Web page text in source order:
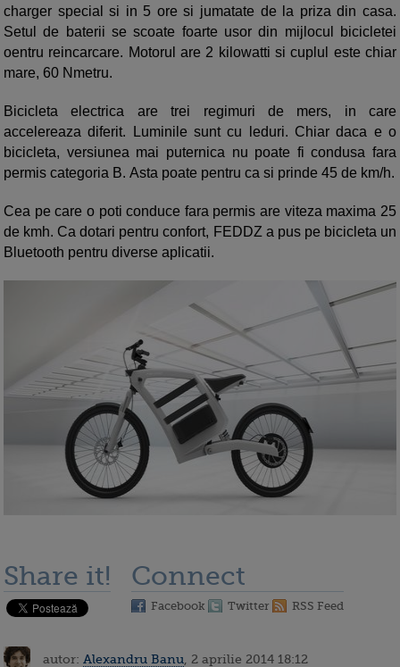
charger special si in 5 ore si jumatate de la priza din casa.
Setul de baterii se scoate foarte usor din mijlocul bicicletei
oentru reincarcare. Motorul are 2 kilowatti si cuplul este chiar
mare, 60 Nmetru.
Bicicleta electrica are trei regimuri de mers, in care
accelereaza diferit. Luminile sunt cu leduri. Chiar daca e o
bicicleta, versiunea mai puternica nu poate fi condusa fara
permis categoria B. Asta poate pentru ca si prinde 45 de km/h.
Cea pe care o poti conduce fara permis are viteza maxima 25
de kmh. Ca dotari pentru confort, FEDDZ a pus pe bicicleta un
Bluetooth pentru diverse aplicatii.
Share it! Connect
Facebook Twitter RSS Feed
autor: Alexandru Banu , 2 aprilie 2014 18:12